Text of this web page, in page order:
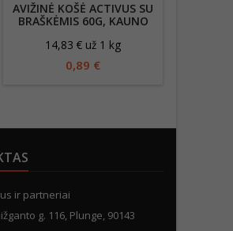
AVIŽINĖ KOŠĖ ACTIVUS SU
BRAŠKĖMIS 60G, KAUNO
14,83 € už 1 kg
0,89 €
ir partneriai
g. 116, Plunge, 90143